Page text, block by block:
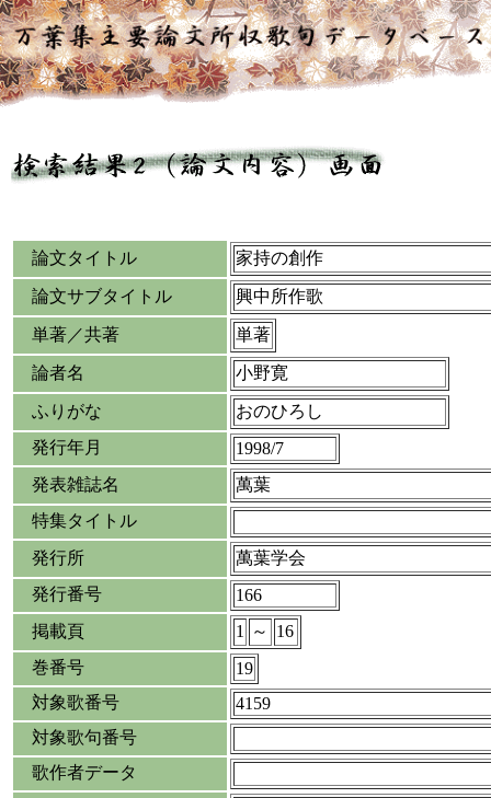
論文タイトル 家持の創作
論文サブタイトル 興中所作歌
単著／共著 単著
論者名 小野寛
ふりがな
おのひろし
発行年月
1998/7
発表雑誌名
萬葉
特集タイトル
発行所
萬葉学会
発行番号
166
掲載頁
1 ～
16
巻番号
19
対象歌番号
4159
対象歌句番号
歌作者データ